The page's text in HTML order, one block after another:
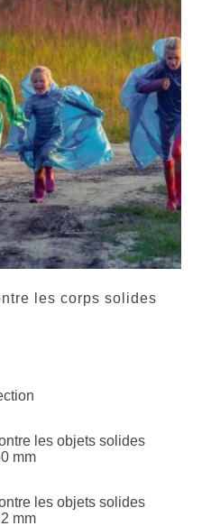
les corps solides
les objets solides
mm
les objets solides
mm